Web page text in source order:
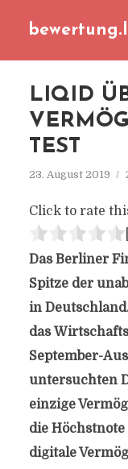
LIQID
TEST
23. August 2019
Click to rate
Das Berliner
Spitze der
in
das
September-
untersuchten
einzige
die
digitale